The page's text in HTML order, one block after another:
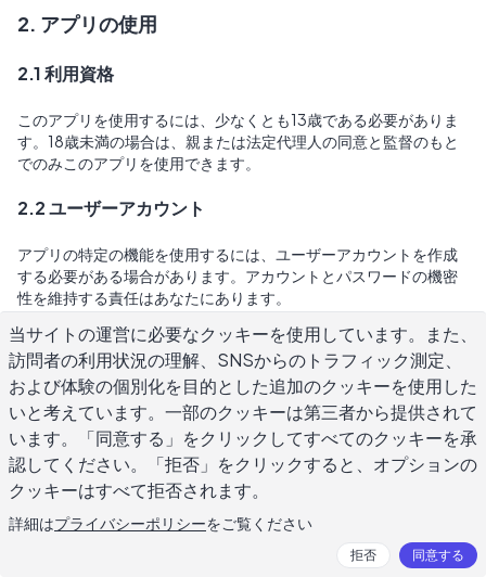
2. アプリの使用
2.1 利用資格
このアプリを使用するには、少なくとも13歳である必要がありま
す。18歳未満の場合は、親または法定代理人の同意と監督のもと
でのみこのアプリを使用できます。
2.2 ユーザーアカウント
アプリの特定の機能を使用するには、ユーザーアカウントを作成
する必要がある場合があります。アカウントとパスワードの機密
性を維持する責任はあなたにあります。
3. 知的財産
3.1 アプリのコンテンツ
アプリのコンテンツ、機能、および機能はDaily AI Writerが所有し
ており、国際的な著作権、商標、特許、営業秘密、その他の知的
財産権または専有権法によって保護されています。
3.2 ユーザー生成コンテンツ
当サイトの運営に必要なクッキーを使用しています。また、
訪問者の利用状況の理解、SNSからのトラフィック測定、
および体験の個別化を目的とした追加のクッキーを使用した
いと考えています。一部のクッキーは第三者から提供されて
います。「同意する」をクリックしてすべてのクッキーを承
認してください。「拒否」をクリックすると、オプションの
クッキーはすべて拒否されます。
詳細はプライバシーポリシーをご覧ください
拒否 同意する